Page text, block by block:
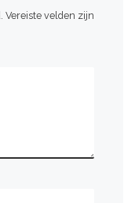
Vereiste velden zijn